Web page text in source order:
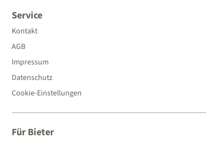
Service
Kontakt
AGB
Impressum
Datenschutz
Cookie-Einstellungen
Für Bieter